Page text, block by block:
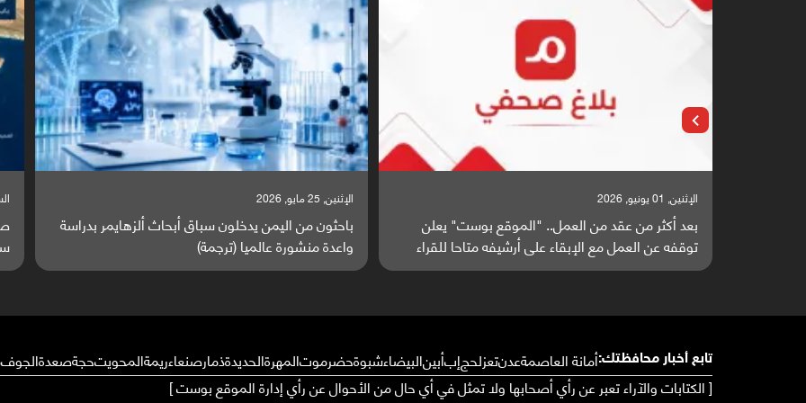
الإثنين, 25 مايو, 2026
باحثون من اليمن يدخلون سباق أبحاث ألزهايمر بدراسة
واعدة منشورة عالميا (ترجمة)
السبت, 23 مايو, 2026
صراع دولي يتصاعد قرب اليمن والبحر الأحمر يتحول إلى
ساحة مواجهة عالمية (ترجمة)
تابع أخبار محافظتك:أمانة العاصمةعدنتعزلحجإبأبينالبيضاءشبوةحضرموتالمهرةالحديدةذمارصنعاءريمةالمحويتحجةصعدةالجوف
[ الكتابات والآراء تعبر عن رأي أصحابها ولا تمثل في أي حال من الأحوال عن رأي إدارة الموقع بوست ]